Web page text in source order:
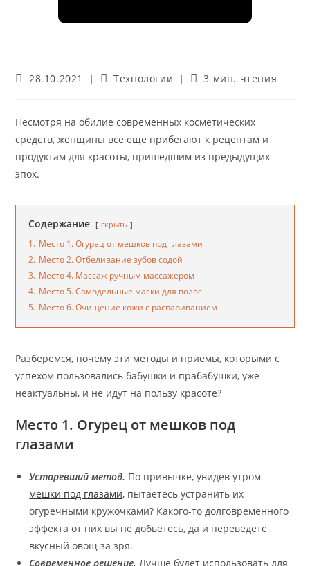
Запись
28.10.2021
Рубрика
Технологии
Время
3 мин. чтения
Несмотря на обилие современных косметических
средств, женщины все еще прибегают к рецептам и
продуктам для красоты, пришедшим из предыдущих
эпох.
Содержание скрыть
1. Место 1. Огурец от мешков под глазами
2. Место 2. Отбеливание зубов содой
3. Место 4. Массаж ручным массажером
4. Место 5. Самодельные маски для волос
5. Место 6. Очищение кожи с распариванием
Разберемся, почему эти методы и приемы, которыми с
успехом пользовались бабушки и прабабушки, уже
неактуальны, и не идут на пользу красоте?
Место 1. Огурец от мешков под
глазами
Устаревший метод. По привычке, увидев утром
мешки под глазами, пытаетесь устранить их
огуречными кружочками? Какого-то долговременного
эффекта от них вы не добьетесь, да и переведете
вкусный овощ за зря.
Современное решение. Лучше будет использовать для